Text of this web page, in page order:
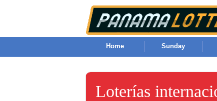
Home Sunday
Loterías